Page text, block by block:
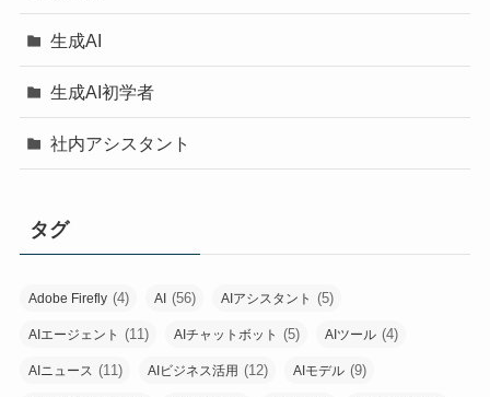
生成AI
生成AI初学者
社内アシスタント
タグ
Adobe Firefly (4) AI (56) AIアシスタント (5)
AIエージェント (11) AIチャットボット (5) AIツール (4)
AIニュース (11) AIビジネス活用 (12) AIモデル (9)